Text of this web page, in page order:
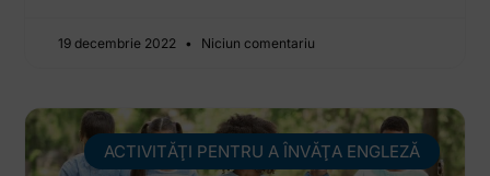
19 decembrie 2022 Niciun comentariu
ACTIVITĂŢI PENTRU A ÎNVĂŢA ENGLEZĂ